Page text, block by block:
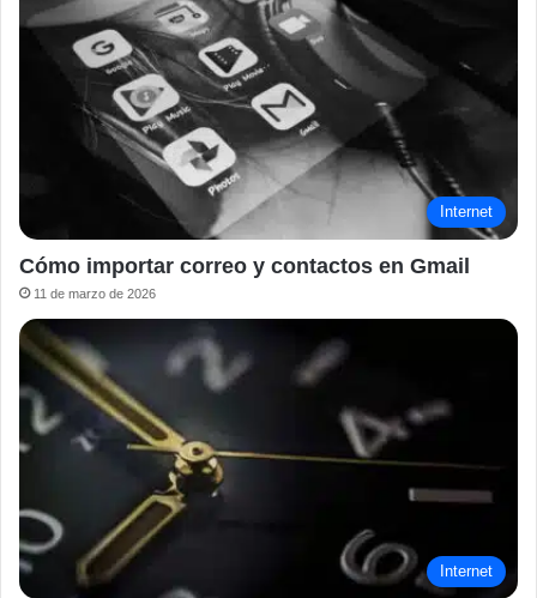
Internet
Cómo importar correo y contactos en Gmail
11 de marzo de 2026
Internet